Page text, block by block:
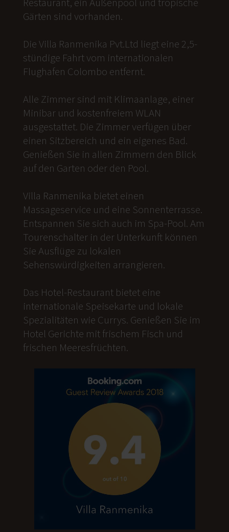
Gärten sind vorhanden.
Die Villa Ranmenika Pvt.Ltd liegt eine 2,5-
stündige Fahrt vom internationalen
Flughafen Colombo entfernt.
Alle Zimmer sind mit Klimaanlage, einer
Minibar und kostenfreiem WLAN
ausgestattet. Die Zimmer verfügen über
einen Sitzbereich und ein eigenes Bad.
Genießen Sie in allen Zimmern den Blick
auf den Garten oder den Pool.
Villa Ranmenika bietet einen
Massageservice und eine Sonnenterrasse.
Entspannen Sie sich auch im Spa-Pool. Am
Tourenschalter in der Unterkunft können
Sie Ausflüge zu lokalen
Sehenswürdigkeiten arrangieren.
Das Hotel-Restaurant bietet eine
internationale Speisekarte und lokale
Spezialitäten wie Currys. Genießen Sie im
Hotel Gerichte mit frischem Fisch und
frischen Meeresfrüchten.